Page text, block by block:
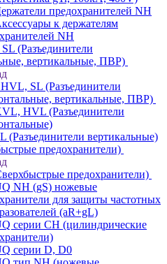
предохранителей NH
к держателям
NH
(Разъединители
вертикальные, ПВР)
SL (Разъединители
вертикальные, ПВР)
HVL (Разъединители
(Разъединители вертикальные)
предохранители)
предохранители)
NH (gS) ножевые
для защиты частотных
(aR+gL)
серии CH (цилиндрические
серии D, D0